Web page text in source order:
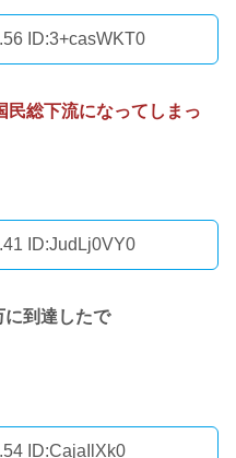
ID:3+casWKT0
民総下流になってしまっ
ID:JudLj0VY0
に到達したで
ID:CajaIlXk0